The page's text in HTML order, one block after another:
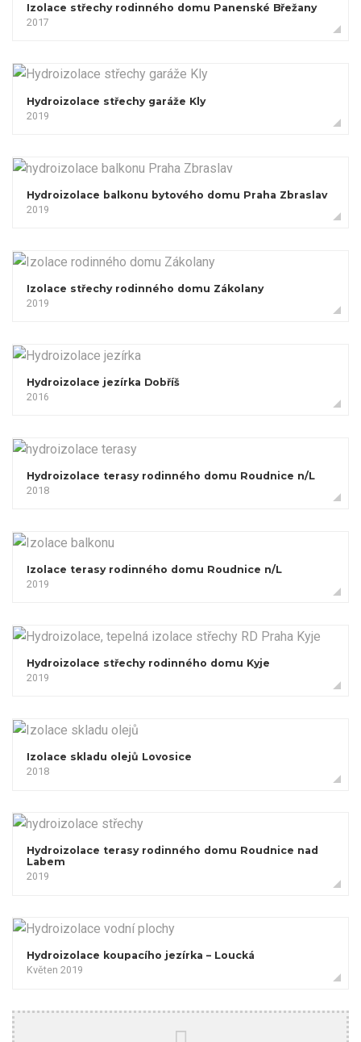
Izolace střechy rodinného domu Panenské Břežany
2017
Hydroizolace střechy garáže Kly
2019
Hydroizolace balkonu bytového domu Praha Zbraslav
2019
Izolace střechy rodinného domu Zákolany
2019
Hydroizolace jezírka Dobříš
2016
Hydroizolace terasy rodinného domu Roudnice n/L
2018
Izolace terasy rodinného domu Roudnice n/L
2019
Hydroizolace střechy rodinného domu Kyje
2019
Izolace skladu olejů Lovosice
2018
Hydroizolace terasy rodinného domu Roudnice nad
Labem
2019
Hydroizolace koupacího jezírka – Loucká
Květen 2019